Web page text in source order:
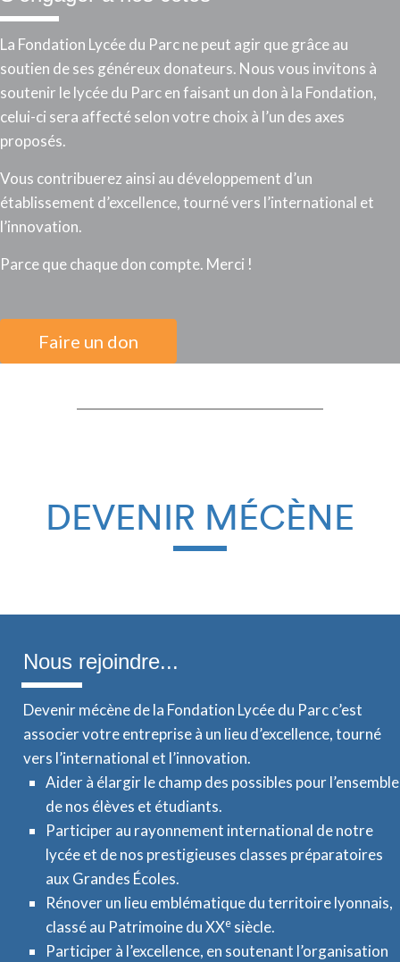
La Fondation Lycée du Parc ne peut agir que grâce au
soutien de ses généreux donateurs. Nous vous invitons à
soutenir le lycée du Parc en faisant un don à la Fondation,
celui-ci sera affecté selon votre choix à l’un des axes
proposés.
Vous contribuerez ainsi au développement d’un
établissement d’excellence, tourné vers l’international et
l’innovation.
Parce que chaque don compte. Merci !
Faire un don
DEVENIR MÉCÈNE
Nous rejoindre...
Devenir mécène de la Fondation Lycée du Parc c’est
associer votre entreprise à un lieu d’excellence,tourné
vers l’international et l’innovation.
Aider à élargir le champ des possibles pour l’ensemble
de nos élèves et étudiants.
Participer au rayonnement international de notre
lycée et de nos prestigieuses classes préparatoires
aux Grandes Écoles.
Rénover un lieu emblématique du territoire lyonnais,
classé au Patrimoine du XXe siècle.
Participer à l’excellence, en soutenant l’organisation